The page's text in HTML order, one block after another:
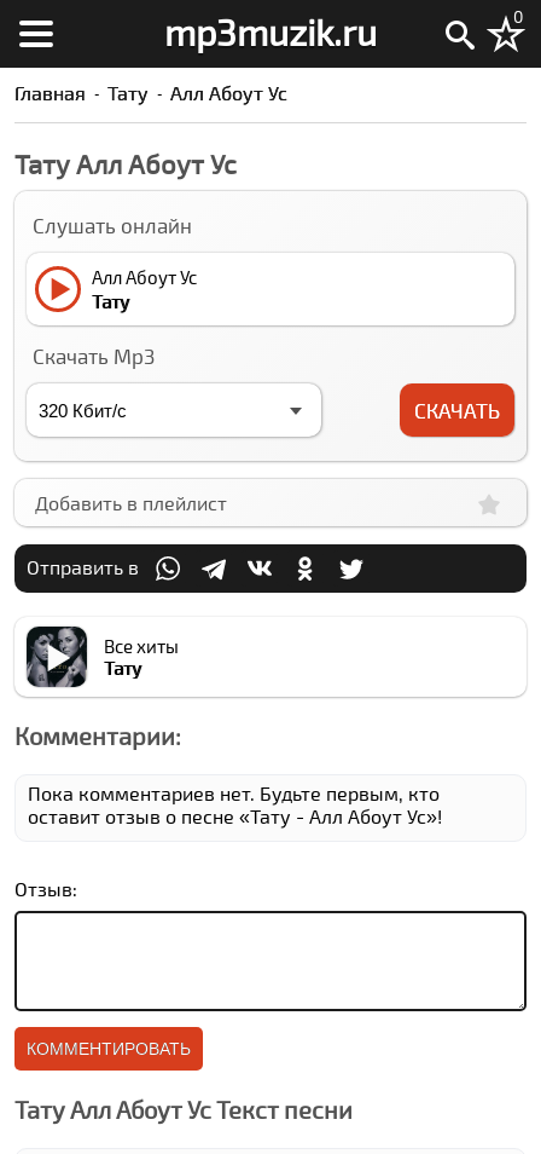
mp3muzik.ru 0
Главная Тату Алл Абоут Ус
Тату Алл Абоут Ус
Слушать онлайн
Алл Абоут Ус
Тату
Скачать Mp3
СКАЧАТЬ
Добавить в плейлист
Отправить в
Все хиты
Тату
Комментарии:
Пока комментариев нет. Будьте первым, кто
оставит отзыв о песне «Тату - Алл Абоут Ус»!
Отзыв:
Тату Алл Абоут Ус Текст песни